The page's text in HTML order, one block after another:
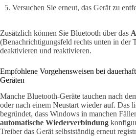
Versuchen Sie erneut, das Gerät zu
Zusätzlich können Sie Bluetooth über das
(Benachrichtigungsfeld rechts unten in der
deaktivieren und reaktivieren.
Empfohlene Vorgehensweisen bei
Geräten
Manche Bluetooth-Geräte tauchen nach
oder nach einem Neustart wieder auf. Das
begründet, dass Windows in manchen
automatische Wiederverbindung
Treiber das Gerät selbstständig erneut